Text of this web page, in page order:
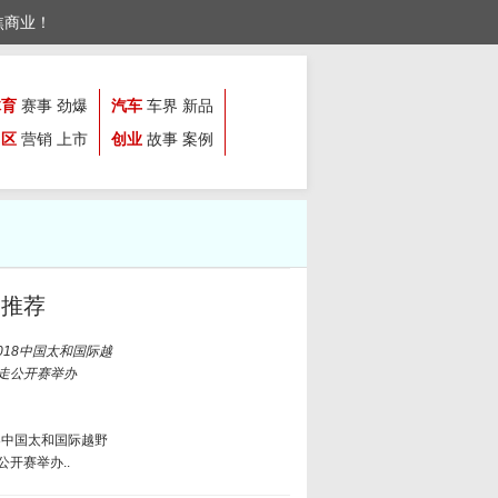
业！
赛事 劲爆
营销 上市
汽车 车界 新品
创业 故事 案例
荐
国太和国际越野
开赛举办..